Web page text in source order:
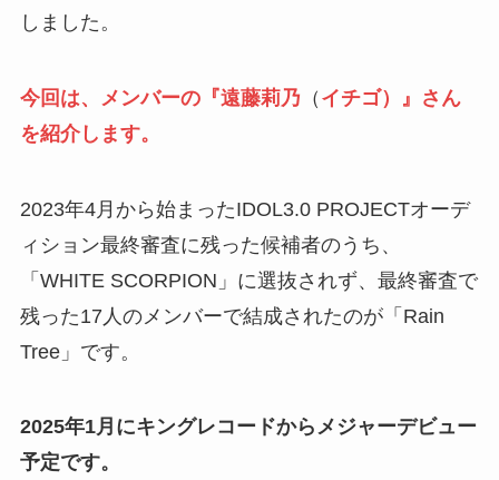
しました。
今回は、メンバーの『遠藤莉乃 （ イチゴ）』さん
を紹介します。
2023年4月から始まったIDOL3.0 PROJECTオーデ
ィション最終審査に残った候補者のうち、
「WHITE SCORPION」に選抜されず、最終審査で
残った17人のメンバーで結成されたのが「Rain
Tree」です。
2025年1月にキングレコードからメジャーデビュー
予定です。